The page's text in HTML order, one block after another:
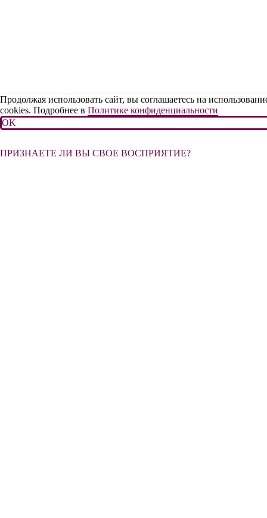
Продолжая использовать сайт, вы соглашаетесь на
cookies. Подробнее в Политике конфиденциальности
OK
ПРИЗНАЕТЕ ЛИ ВЫ СВОЕ ВОСПРИЯТИЕ?